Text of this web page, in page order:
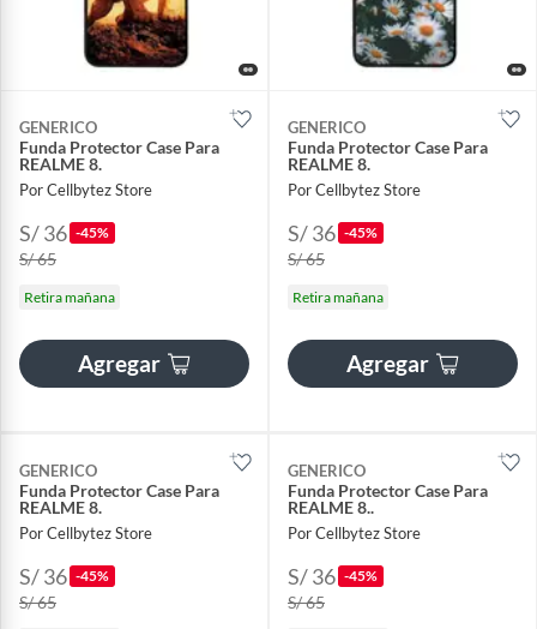
GENERICO
Funda Protector Case Para
REALME 8.
Por Cellbytez Store
S/ 36 -45%
S/ 65
Retira mañana
Agregar
GENERICO
Funda Protector Case Para
REALME 8.
Por Cellbytez Store
S/ 36 -45%
S/ 65
Retira mañana
Agregar
GENERICO
Funda Protector Case Para
REALME 8.
Por Cellbytez Store
S/ 36 -45%
S/ 65
GENERICO
Funda Protector Case Para
REALME 8..
Por Cellbytez Store
S/ 36 -45%
S/ 65